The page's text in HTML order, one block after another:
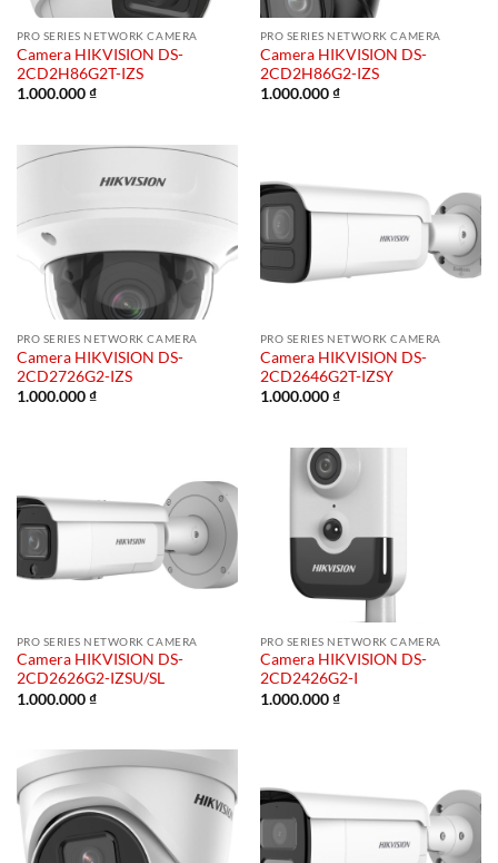
PRO SERIES NETWORK CAMERA
Camera HIKVISION DS-
2CD2H86G2T-IZS
1.000.000₫
PRO SERIES NETWORK CAMERA
Camera HIKVISION DS-
2CD2H86G2-IZS
1.000.000₫
PRO SERIES NETWORK CAMERA
Camera HIKVISION DS-
2CD2726G2-IZS
1.000.000₫
PRO SERIES NETWORK CAMERA
Camera HIKVISION DS-
2CD2646G2T-IZSY
1.000.000₫
PRO SERIES NETWORK CAMERA
Camera HIKVISION DS-
2CD2626G2-IZSU/SL
1.000.000₫
PRO SERIES NETWORK CAMERA
Camera HIKVISION DS-
2CD2426G2-I
1.000.000₫